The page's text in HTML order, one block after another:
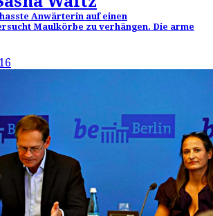
Anwärterin auf einen
Maulkörbe zu verhängen. Die arme